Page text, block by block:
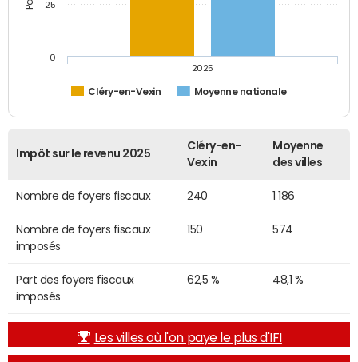
Cléry-en-Vexin Moyenne nationale
2025
0
25
Impôt sur le revenu 2025
Cléry-en-
Vexin
Moyenne
des villes
Nombre de foyers fiscaux 240 1 186
Nombre de foyers fiscaux
imposés
150 574
Part des foyers fiscaux
imposés
62,5 % 48,1 %
Les villes où l'on paye le plus d'IFI